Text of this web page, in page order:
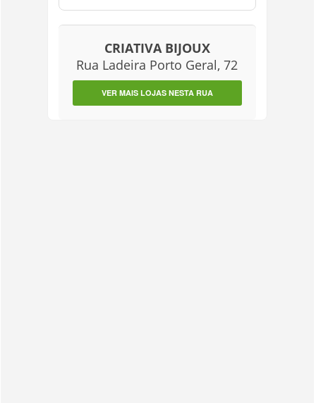
CRIATIVA BIJOUX
Rua Ladeira Porto Geral, 72
VER MAIS LOJAS NESTA RUA